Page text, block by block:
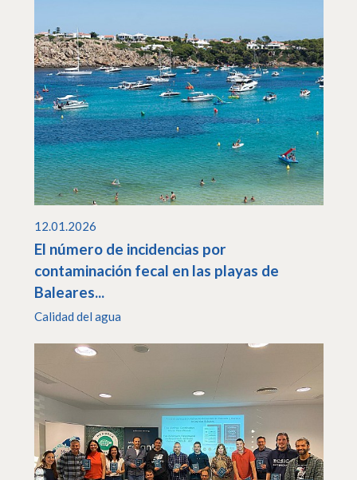
12.01.2026
El número de incidencias por
contaminación fecal en las playas de
Baleares...
Calidad del agua